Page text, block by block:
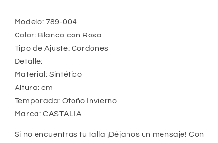
Modelo: 789-004
Color: Blanco con Rosa
Tipo de Ajuste: Cordones
Detalle:
Material: Sintético
Altura: cm
Temporada: Otoño Invierno
Marca: CASTALIA
Si no encuentras tu talla ¡Déjanos un mensaje! Con